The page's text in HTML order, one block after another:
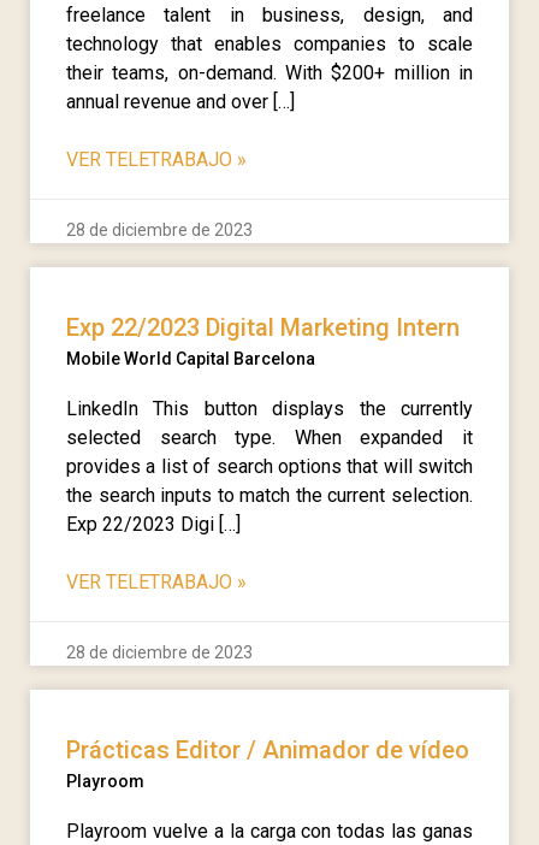
freelance talent in business, design, and
technology that enables companies to scale
their teams, on-demand. With $200+ million in
annual revenue and over […]
VER TELETRABAJO »
28 de diciembre de 2023
Exp 22/2023 Digital Marketing Intern
Mobile World Capital Barcelona
LinkedIn This button displays the currently
selected search type. When expanded it
provides a list of search options that will switch
the search inputs to match the current selection.
Exp 22/2023 Digi […]
VER TELETRABAJO »
28 de diciembre de 2023
Prácticas Editor / Animador de vídeo
Playroom
Playroom vuelve a la carga con todas las ganas